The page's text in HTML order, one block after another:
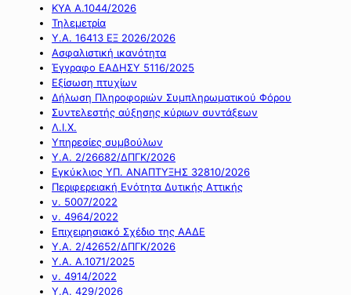
ΚΥΑ Α.1044/2026
Τηλεμετρία
Υ.Α. 16413 ΕΞ 2026/2026
Ασφαλιστική ικανότητα
Έγγραφο ΕΑΔΗΣΥ 5116/2025
Εξίσωση πτυχίων
Δήλωση Πληροφοριών Συμπληρωματικού Φόρου
Συντελεστής αύξησης κύριων συντάξεων
Λ.Ι.Χ.
Υπηρεσίες συμβούλων
Υ.Α. 2/26682/ΔΠΓΚ/2026
Εγκύκλιος ΥΠ. ΑΝΑΠΤΥΞΗΣ 32810/2026
Περιφερειακή Ενότητα Δυτικής Αττικής
ν. 5007/2022
ν. 4964/2022
Επιχειρησιακό Σχέδιο της ΑΑΔΕ
Υ.Α. 2/42652/ΔΠΓΚ/2026
Υ.Α. Α.1071/2025
ν. 4914/2022
Υ.Α. 429/2026